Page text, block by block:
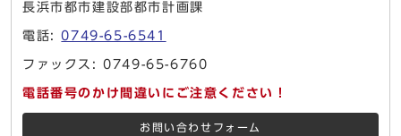
長浜市都市建設部都市計画課
電話:0749-65-6541
ファックス: 0749-65-6760
電話番号のかけ間違いにご注意ください！
お問い合わせフォーム